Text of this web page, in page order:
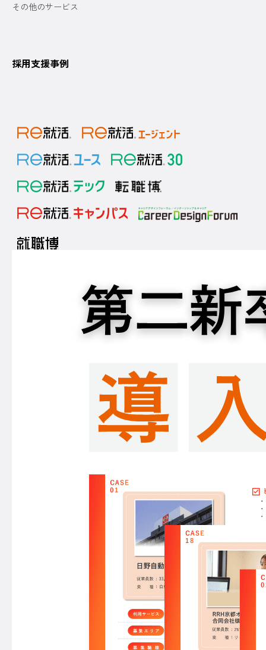
その他のサービス
採用支援事例